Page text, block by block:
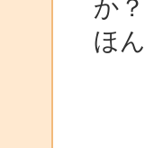
か？
ほ